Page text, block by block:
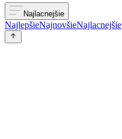
Najlacnejšie
NajlepšieNajnovšieNajlacnejšie